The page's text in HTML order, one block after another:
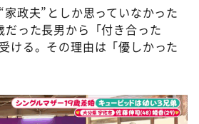
政夫”としか思っていなかった
った長男から「付き合った
ける。その理由は「優しかった